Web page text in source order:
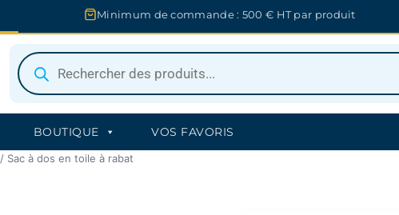
Minimum de commande : 500 € HT par produit
Recherche
de
produits
BOUTIQUE VOS FAVORIS
/ Sac à dos en toile à rabat